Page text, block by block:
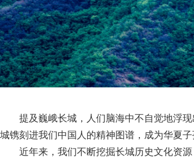
提及巍峨长城，人们脑海中不自觉地浮
城镌刻进我们中国人的精神图谱，成为华夏
近年来，我们不断挖掘长城历史文化资